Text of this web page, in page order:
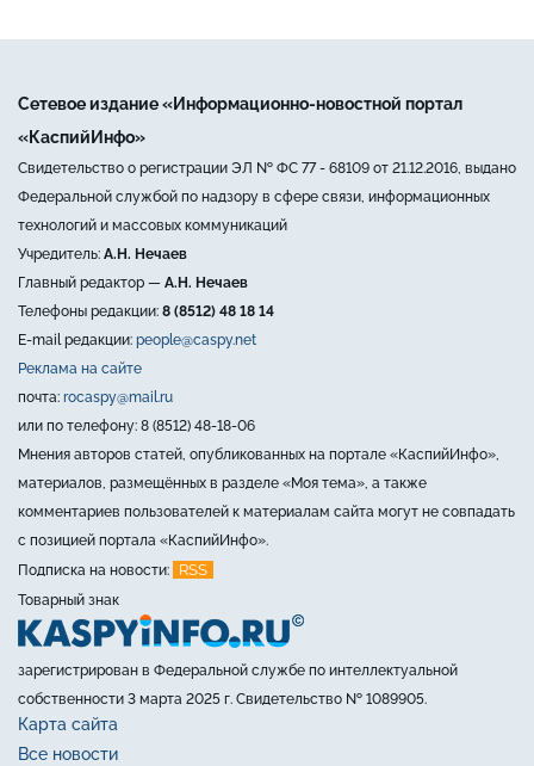
Сетевое издание «Информационно-новостной портал
«КаспийИнфо»
Свидетельство о регистрации ЭЛ № ФС 77 - 68109 от 21.12.2016, выдано
Федеральной службой по надзору в сфере связи, информационных
технологий и массовых коммуникаций
Учредитель: А.Н. Нечаев
Главный редактор — А.Н. Нечаев
Телефоны редакции: 8 (8512) 48 18 14
E-mail редакции: people@caspy.net
Реклама на сайте
почта: rocaspy@mail.ru
или по телефону: 8 (8512) 48-18-06
Мнения авторов статей, опубликованных на портале «КаспийИнфо»,
материалов, размещённых в разделе «Моя тема», а также
комментариев пользователей к материалам сайта могут не совпадать
с позицией портала «КаспийИнфо».
Подписка на новости:
RSS
Товарный знак
зарегистрирован в Федеральной службе по интеллектуальной
собственности 3 марта 2025 г. Свидетельство № 1089905.
Карта сайта
Все новости